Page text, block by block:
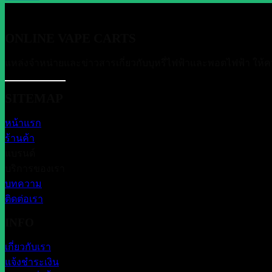
หน้าแรก
ร้านค้า
บทความ
ติดต่อเรา
เกี่ยวกับเรา
แจ้งชำระเงิน